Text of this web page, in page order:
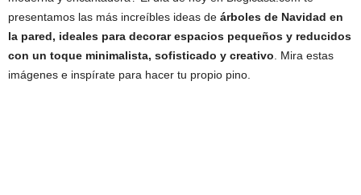
presentamos las más increíbles ideas de árboles de Navidad en
la pared, ideales para decorar espacios pequeños y reducidos
con un toque minimalista, sofisticado y creativo . Mira estas
imágenes e inspírate para hacer tu propio pino.